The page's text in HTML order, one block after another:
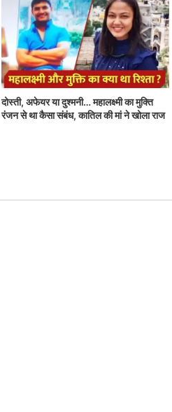
दोस्ती, अफेयर या दुश्मनी… महालक्ष्मी का मुक्ति
रंजन से था कैसा संबंध, कातिल की मां ने खोला राज